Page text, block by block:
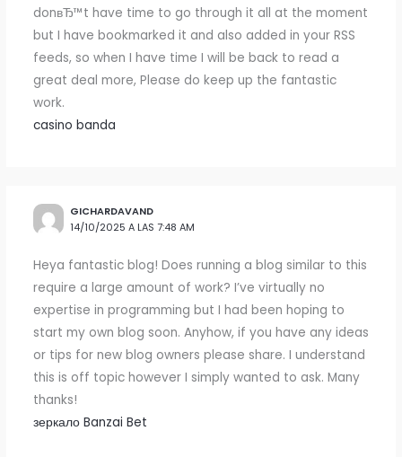
donвЂ™t have time to go through it all at the moment
but I have bookmarked it and also added in your RSS
feeds, so when I have time I will be back to read a
great deal more, Please do keep up the fantastic
work.
casino banda
GICHARDAVAND
14/10/2025 A LAS 7:48 AM
Heya fantastic blog! Does running a blog similar to this
require a large amount of work? I’ve virtually no
expertise in programming but I had been hoping to
start my own blog soon. Anyhow, if you have any ideas
or tips for new blog owners please share. I understand
this is off topic however I simply wanted to ask. Many
thanks!
зеркало Banzai Bet